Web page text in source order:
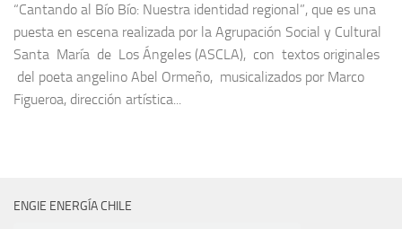
“Cantando al Bío Bío: Nuestra identidad regional”, que es una
puesta en escena realizada por la Agrupación Social y Cultural
Santa María de Los Ángeles (ASCLA), con textos originales
del poeta angelino Abel Ormeño, musicalizados por Marco
Figueroa, dirección artística...
ENGIE ENERGÍA CHILE